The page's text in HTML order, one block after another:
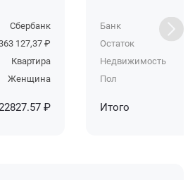
Сбербанк
127,37 ₽
Квартира
Женщина
₽
Банк
Остаток
Недвижимость
Пол
Итого